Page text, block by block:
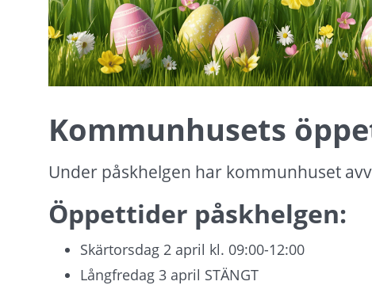
Kommunhusets
Under påskhelgen har kommunhuset
Öppettider påskhelgen:
Skärtorsdag 2 april kl. 09:00-12:00
Långfredag 3 april STÄNGT